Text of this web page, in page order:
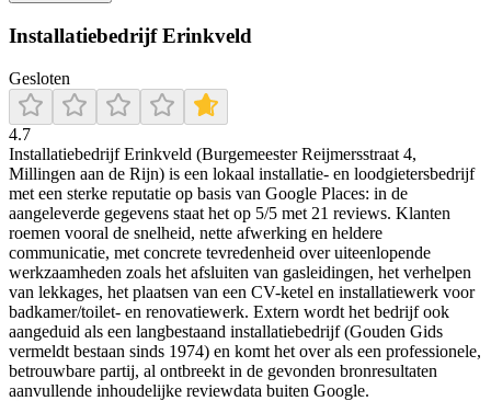
Installatiebedrijf Erinkveld
Gesloten
4.7
Installatiebedrijf Erinkveld (Burgemeester Reijmersstraat 4,
Millingen aan de Rijn) is een lokaal installatie- en loodgietersbedrijf
met een sterke reputatie op basis van Google Places: in de
aangeleverde gegevens staat het op 5/5 met 21 reviews. Klanten
roemen vooral de snelheid, nette afwerking en heldere
communicatie, met concrete tevredenheid over uiteenlopende
werkzaamheden zoals het afsluiten van gasleidingen, het verhelpen
van lekkages, het plaatsen van een CV-ketel en installatiewerk voor
badkamer/toilet- en renovatiewerk. Extern wordt het bedrijf ook
aangeduid als een langbestaand installatiebedrijf (Gouden Gids
vermeldt bestaan sinds 1974) en komt het over als een professionele,
betrouwbare partij, al ontbreekt in de gevonden bronresultaten
aanvullende inhoudelijke reviewdata buiten Google.